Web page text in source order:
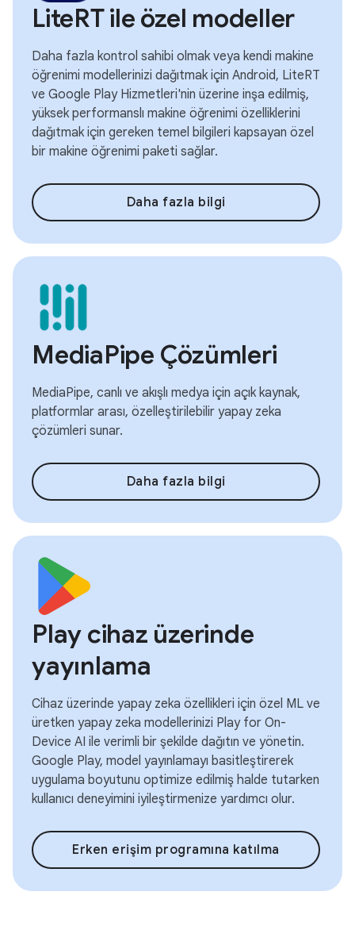
LiteRT ile özel modeller
Daha fazla kontrol sahibi olmak veya kendi makine
öğrenimi modellerinizi dağıtmak için Android, LiteRT
ve Google Play Hizmetleri'nin üzerine inşa edilmiş,
yüksek performanslı makine öğrenimi özelliklerini
dağıtmak için gereken temel bilgileri kapsayan özel
bir makine öğrenimi paketi sağlar.
Daha fazla bilgi
MediaPipe Çözümleri
MediaPipe, canlı ve akışlı medya için açık kaynak,
platformlar arası, özelleştirilebilir yapay zeka
çözümleri sunar.
Daha fazla bilgi
Play cihaz üzerinde
yayınlama
Cihaz üzerinde yapay zeka özellikleri için özel ML ve
üretken yapay zeka modellerinizi Play for On-
Device AI ile verimli bir şekilde dağıtın ve yönetin.
Google Play, model yayınlamayı basitleştirerek
uygulama boyutunu optimize edilmiş halde tutarken
kullanıcı deneyimini iyileştirmenize yardımcı olur.
Erken erişim programına katılma